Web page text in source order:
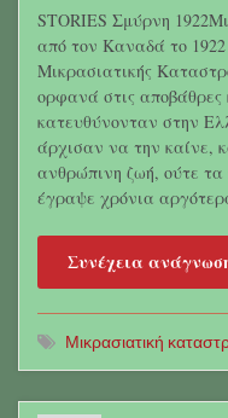
STORIES Σμύρνη
από τον Καναδά το 1922
Μικρασιατικής
ορφανά στις αποβάθρες
κατευθύνονταν στην
άρχισαν να την καίνε,
ανθρώπινη ζωή, ούτε τα
έγραψε χρόνια
Συνέχεια
Μικρασιατική